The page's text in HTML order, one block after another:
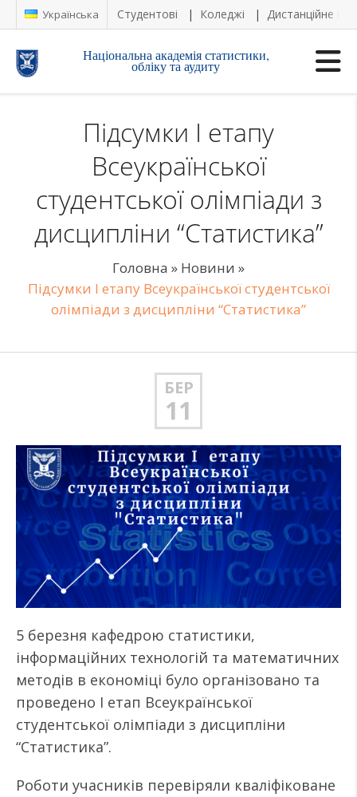
Українська Студентові Коледжі Дистанційне
Національна академія статистики,
обліку та аудиту
Підсумки I етапу
Всеукраїнської
студентської олімпіади з
дисципліни “Статистика”
Головна » Новини »
Підсумки I етапу Всеукраїнської студентської
олімпіади з дисципліни “Статистика”
БЕР
11
5 березня кафедрою статистики,
інформаційних технологій та математичних
методів в економіці було організовано та
проведено I етап Всеукраїнської
студентської олімпіади з дисципліни
“Статистика”.
Роботи учасників перевіряли кваліфіковане